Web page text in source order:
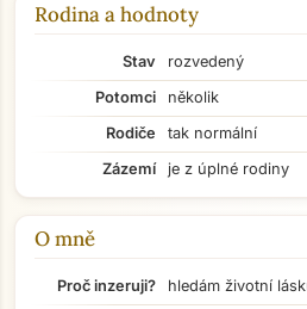
Rodina a hodnoty
Stav
rozvedený
Potomci
několik
Rodiče
tak normální
Zázemí
je z úplné rodiny
O mně
Proč inzeruji?
hledám životní